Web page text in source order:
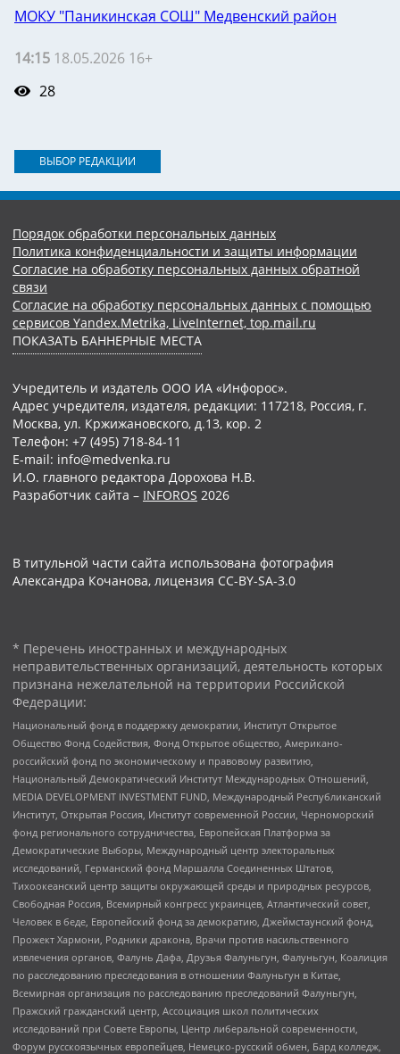
МОКУ "Паникинская СОШ" Медвенский район
14:15 18.05.2026 16+
28
ВЫБОР РЕДАКЦИИ
Порядок обработки персональных данных
Политика конфиденциальности и защиты информации
Согласие на обработку персональных данных обратной
связи
Согласие на обработку персональных данных с помощью
сервисов Yandex.Metrika, LiveInternet, top.mail.ru
ПОКАЗАТЬ БАННЕРНЫЕ МЕСТА
Учредитель и издатель ООО ИА «Инфорос».
Адрес учредителя, издателя, редакции: 117218, Россия, г.
Москва, ул. Кржижановского, д.13, кор. 2
Телефон: +7 (495) 718-84-11
E-mail: info@medvenka.ru
И.О. главного редактора Дорохова Н.В.
Разработчик сайта – INFOROS 2026
В титульной части сайта использована фотография
Александра Кочанова, лицензия CC-BY-SA-3.0
* Перечень иностранных и международных
неправительственных организаций, деятельность которых
признана нежелательной на территории Российской
Федерации:
Национальный фонд в поддержку демократии, Институт Открытое
Общество Фонд Содействия, Фонд Открытое общество, Американо-
российский фонд по экономическому и правовому развитию,
Национальный Демократический Институт Международных Отношений,
MEDIA DEVELOPMENT INVESTMENT FUND, Международный Республиканский
Институт, Открытая Россия, Институт современной России, Черноморский
фонд регионального сотрудничества, Европейская Платформа за
Демократические Выборы, Международный центр электоральных
исследований, Германский фонд Маршалла Соединенных Штатов,
Тихоокеанский центр защиты окружающей среды и природных ресурсов,
Свободная Россия, Всемирный конгресс украинцев, Атлантический совет,
Человек в беде, Европейский фонд за демократию, Джеймстаунский фонд,
Прожект Хармони, Родники дракона, Врачи против насильственного
извлечения органов, Фалунь Дафа, Друзья Фалуньгун, Фалуньгун, Коалиция
по расследованию преследования в отношении Фалуньгун в Китае,
Всемирная организация по расследованию преследований Фалуньгун,
Пражский гражданский центр, Ассоциация школ политических
исследований при Совете Европы, Центр либеральной современности,
Форум русскоязычных европейцев, Немецко-русский обмен, Бард колледж,